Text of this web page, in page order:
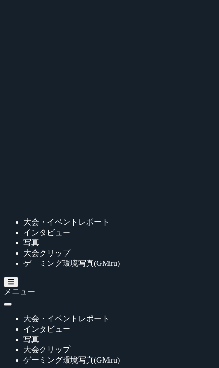
大会・イベントレポート
インタビュー
写真
大会クリップ
ゲーミング環境写真(GMiru)
メニュー
大会・イベントレポート
インタビュー
写真
大会クリップ
ゲーミング環境写真(GMiru)